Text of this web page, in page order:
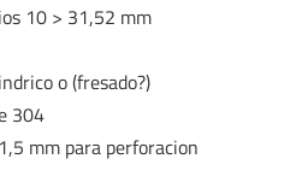
10 > 31,52 mm
o (fresado?)
304
mm para perforacion